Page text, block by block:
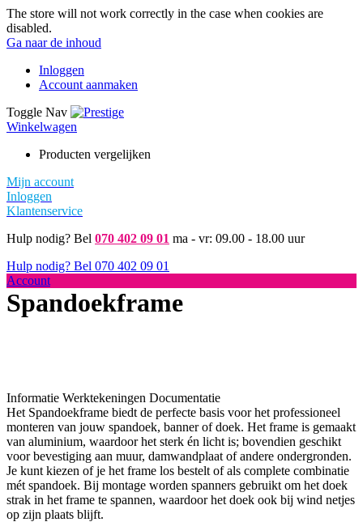
The store will not work correctly in the case when cookies are
disabled.
Ga naar de inhoud
Inloggen
Account aanmaken
Toggle Nav
Winkelwagen
Producten vergelijken
Mijn account
Inloggen
Klantenservice
Hulp nodig? Bel 070 402 09 01 ma - vr: 09.00 - 18.00 uur
Hulp nodig? Bel 070 402 09 01
Account
Spandoekframe
Informatie Werktekeningen Documentatie
Het Spandoekframe biedt de perfecte basis voor het professioneel
monteren van jouw spandoek, banner of doek. Het frame is gemaakt
van aluminium, waardoor het sterk én licht is; bovendien geschikt
voor bevestiging aan muur, damwandplaat of andere ondergronden.
Je kunt kiezen of je het frame los bestelt of als complete combinatie
mét spandoek. Bij montage worden spanners gebruikt om het doek
strak in het frame te spannen, waardoor het doek ook bij wind netjes
op zijn plaats blijft.